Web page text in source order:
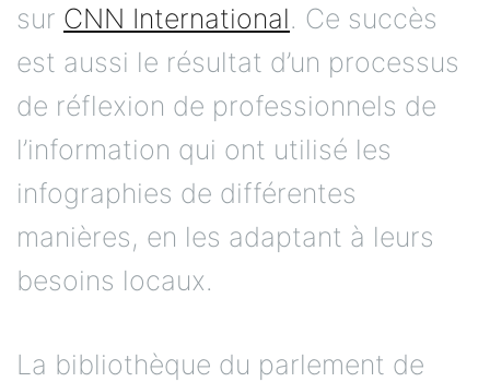
sur CNN International. Ce succès
est aussi le résultat d’un processus
de réflexion de professionnels de
l’information qui ont utilisé les
infographies de différentes
manières, en les adaptant à leurs
besoins locaux.
La bibliothèque du parlement de